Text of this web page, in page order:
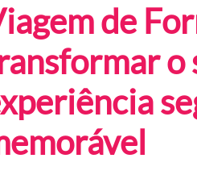
de
o